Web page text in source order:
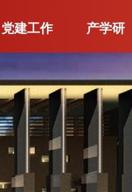
党建工作
组织概况
党建活动
服务指南
产学
产学
校企
地方研
职能办
党建工作 产学研